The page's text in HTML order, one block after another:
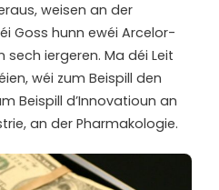
weisen an der
Goss hunn ewéi Arcelor-
sech iergeren. Ma déi Leit
wéi zum Beispill den
Beispill d’Innovatioun an
an der Pharmakologie.